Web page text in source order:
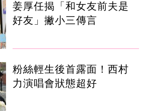
姜厚任揭「和女友前夫是
好友」撇小三傳言
粉絲輕生後首露面！西村
力演唱會狀態超好